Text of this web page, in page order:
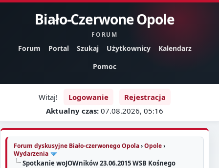
Biało-Czerwone Opole
FORUM
Forum Portal Szukaj Użytkownicy
Kalendarz
Pomoc
Witaj! Logowanie
Rejestracja
Aktualny czas: 07.08.2026, 05:16
Forum dyskusyjne Biało-czerwonego Opola›Opole›
Wydarzenia
Spotkanie woJOWników 23.06.2015 WSB Kośnego